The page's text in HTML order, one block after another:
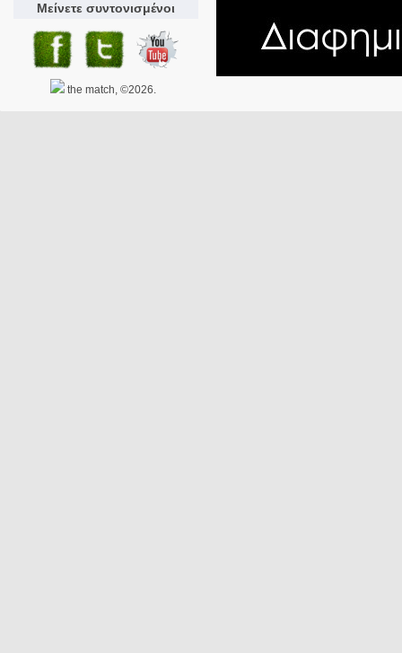
Μείνετε συντονισμένοι
the match, ©2026.